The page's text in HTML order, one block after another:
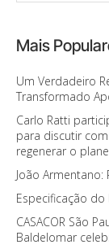
Mais
Um Verdadeiro
Transformado
Carlo Ratti
para discutir
regenerar o
João Armentano:
Especificação
CASACOR São
Baldelomar